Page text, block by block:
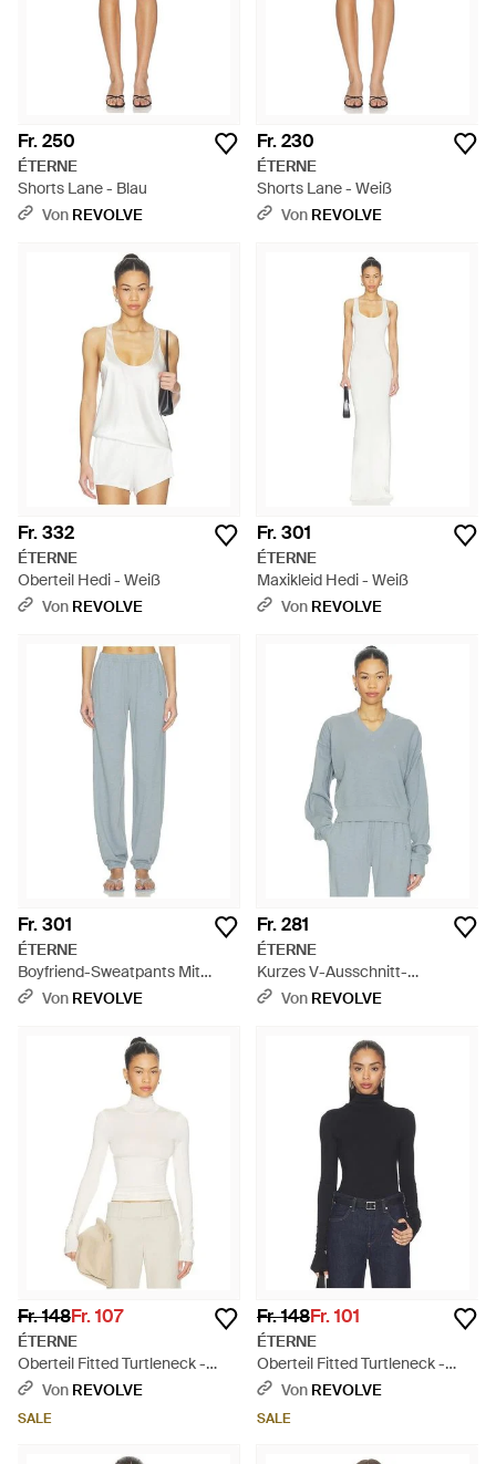
Fr. 250
ÉTERNE
Shorts Lane - Blau
Von REVOLVE
Fr. 230
ÉTERNE
Shorts Lane - Weiß
Von REVOLVE
Fr. 332
ÉTERNE
Oberteil Hedi - Weiß
Von REVOLVE
Fr. 301
ÉTERNE
Maxikleid Hedi - Weiß
Von REVOLVE
Fr. 301
ÉTERNE
Boyfriend-Sweatpants Mit
Taschen - Blau
Von REVOLVE
Fr. 281
ÉTERNE
Kurzes V-Ausschnitt-
Sweatshirt - Blau
Von REVOLVE
Fr. 148Fr. 107
ÉTERNE
Oberteil Fitted Turtleneck -
WeißVon REVOLVE
SALE
Fr. 148Fr. 101
ÉTERNE
Oberteil Fitted Turtleneck -
BlauVon REVOLVE
SALE